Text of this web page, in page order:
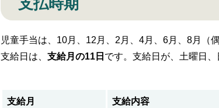
支払時期
児童手当は、10月、12月、2月、4月、6月、8月（
支給日は、 支給月の11日 です。支給日が、土曜日
支給月 支給内容